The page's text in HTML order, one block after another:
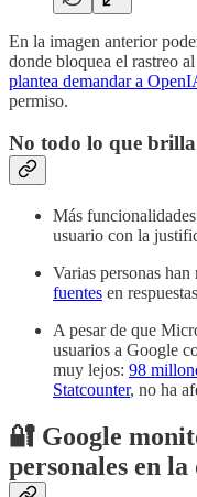
En la imagen anterior
donde bloquea el rastreo
plantea demandar a
permiso.
No todo lo que brilla
Más
usuario con la
Varias personas han
fuentes en
A pesar de que
usuarios a Google
muy lejos: 98
Statcounter, no ha
🔐 Google
personales en